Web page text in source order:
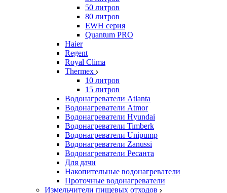
50 литров
80 литров
EWH серия
Quantum PRO
Haier
Regent
Royal Clima
Thermex
10 литров
15 литров
Водонагреватели Atlanta
Водонагреватели Atmor
Водонагреватели Hyundai
Водонагреватели Timberk
Водонагреватели Unipump
Водонагреватели Zanussi
Водонагреватели Ресанта
Для дачи
Накопительные водонагреватели
Проточные водонагреватели
Измельчители пищевых отходов